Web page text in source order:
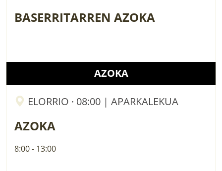
BASERRITARREN AZOKA
AZOKA
ELORRIO · 08:00 | APARKALEKUA
AZOKA
8:00 - 13:00